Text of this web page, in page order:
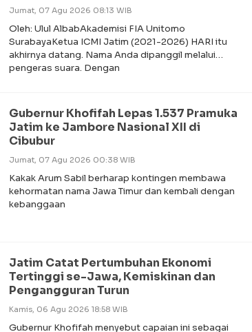
Jumat, 07 Agu 2026 08:13 WIB
Oleh: Ulul AlbabAkademisi FIA Unitomo
SurabayaKetua ICMI Jatim (2021-2026) HARI itu
akhirnya datang. Nama Anda dipanggil melalui
pengeras suara. Dengan
Gubernur Khofifah Lepas 1.537 Pramuka
Jatim ke Jambore Nasional XII di
Cibubur
Jumat, 07 Agu 2026 00:38 WIB
Kakak Arum Sabil berharap kontingen membawa
kehormatan nama Jawa Timur dan kembali dengan
kebanggaan
Jatim Catat Pertumbuhan Ekonomi
Tertinggi se-Jawa, Kemiskinan dan
Pengangguran Turun
Kamis, 06 Agu 2026 18:58 WIB
Gubernur Khofifah menyebut capaian ini sebagai